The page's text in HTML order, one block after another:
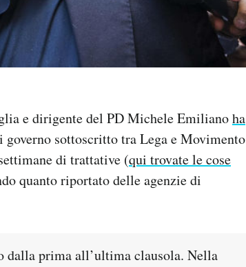
e dirigente del PD Michele Emilianoha
sottoscritto tra Lega e Movimento
di trattative (qui trovate le cose
quanto riportato delle agenzie di
dalla prima all’ultima clausola. Nella